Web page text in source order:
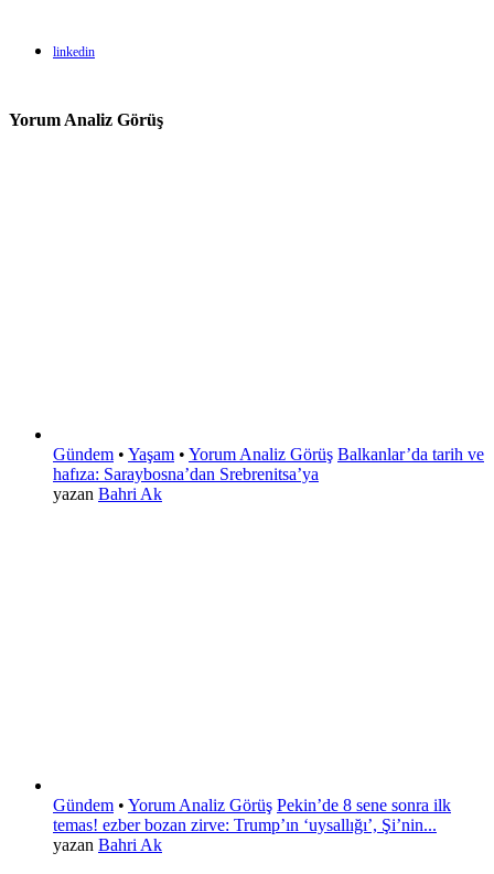
linkedin
Yorum Analiz Görüş
Gündem • Yaşam • Yorum Analiz Görüş Balkanlar’da tarih ve
hafıza: Saraybosna’dan Srebrenitsa’ya
yazan Bahri Ak
Gündem • Yorum Analiz Görüş Pekin’de 8 sene sonra ilk
temas! ezber bozan zirve: Trump’ın ‘uysallığı’, Şi’nin...
yazan Bahri Ak